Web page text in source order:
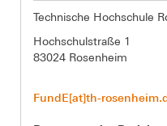
Technische Hochschule
Hochschulstraße 1
83024 Rosenheim
FundE[at]th-